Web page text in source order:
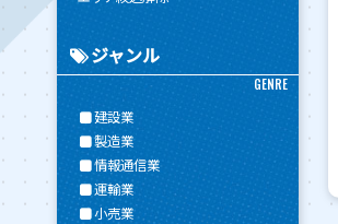
ジャンル
GENRE
建設業
製造業
情報通信業
運輸業
小売業